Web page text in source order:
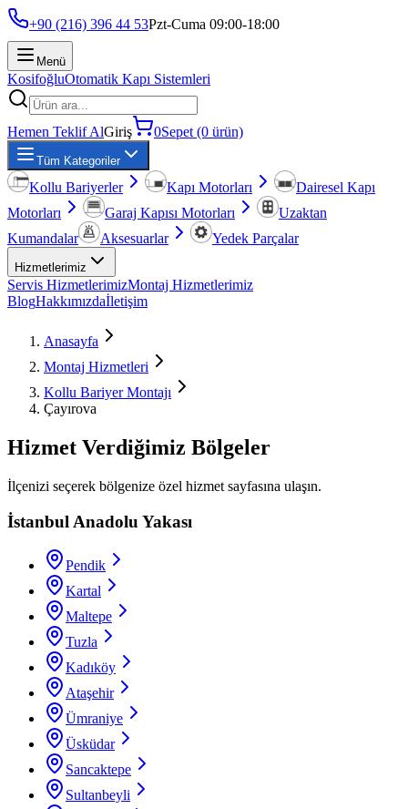
+90 (216) 396 44 53Pzt-Cuma 09:00-18:00
Menü
KosifoğluOtomatik Kapı Sistemleri
Hemen Teklif AlGiriş 0Sepet (0 ürün)
Tüm Kategoriler
Kollu Bariyerler Kapı Motorları
Dairesel Kapı
Motorları
Garaj Kapısı Motorları
Uzaktan
Kumandalar
Aksesuarlar Yedek Parçalar
Hizmetlerimiz
Servis HizmetlerimizMontaj Hizmetlerimiz
BlogHakkımızdaİletişim
Anasayfa
Montaj Hizmetleri
Kollu Bariyer Montajı
Çayırova
Hizmet Verdiğimiz Bölgeler
İlçenizi seçerek bölgenize özel hizmet sayfasına ulaşın.
İstanbul Anadolu Yakası
Pendik
Kartal
Maltepe
Tuzla
Kadıköy
Ataşehir
Ümraniye
Üsküdar
Sancaktepe
Sultanbeyli